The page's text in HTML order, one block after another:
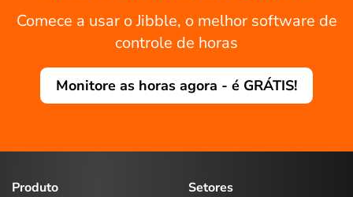
Comece a usar o Jibble, o melhor software de
controle de horas
Monitore as horas agora - é GRÁTIS!
Produto
Setores